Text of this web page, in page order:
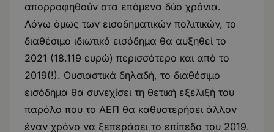
απορροφηθούν στα επόμενα δύο χρόνια.
Λόγω όμως των εισοδηματικών πολιτικών, το
διαθέσιμο ιδιωτικό εισόδημα θα αυξηθεί το
2021 (18.119 ευρώ) περισσότερο και από το
2019(!). Ουσιαστικά δηλαδή, το διαθέσιμο
εισόδημα θα συνεχίσει τη θετική εξέλιξή του
παρόλο που το ΑΕΠ θα καθυστερήσει άλλον
έναν χρόνο να ξεπεράσει το επίπεδο του 2019.